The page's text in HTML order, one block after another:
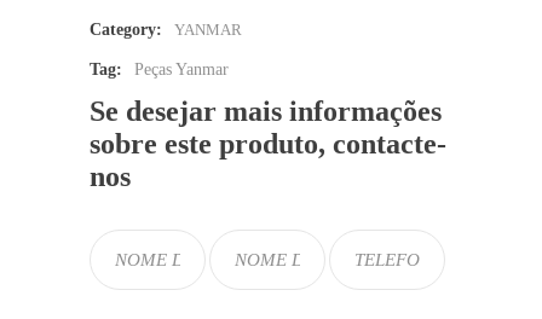
Category: YANMAR
Tag: Peças Yanmar
Se desejar mais informações
sobre este produto, contacte-
nos